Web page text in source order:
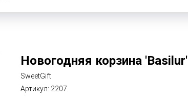
Новогодняя корзина 'Basilur'
SweetGift
Артикул: 2207